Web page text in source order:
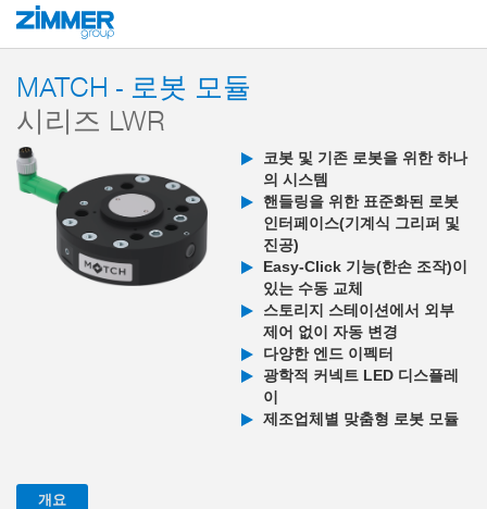
시작 제품
MATCH - 로봇 모듈
시리즈 LWR
코봇 및 기존 로봇을 위한 하나
의 시스템
핸들링을 위한 표준화된 로봇
인터페이스(기계식 그리퍼 및
진공)
Easy-Click 기능(한손 조작)이
있는 수동 교체
스토리지 스테이션에서 외부
제어 없이 자동 변경
다양한 엔드 이펙터
광학적 커넥트 LED 디스플레
이
제조업체별 맞춤형 로봇 모듈
개요